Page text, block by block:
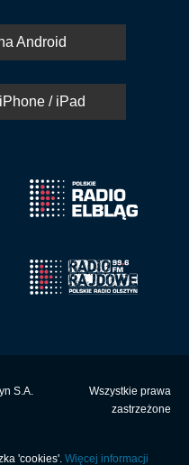
Android
/ iPad
S.A.
Wszystkie prawa
zastrzeżone
'cookies'. Więcej informacji